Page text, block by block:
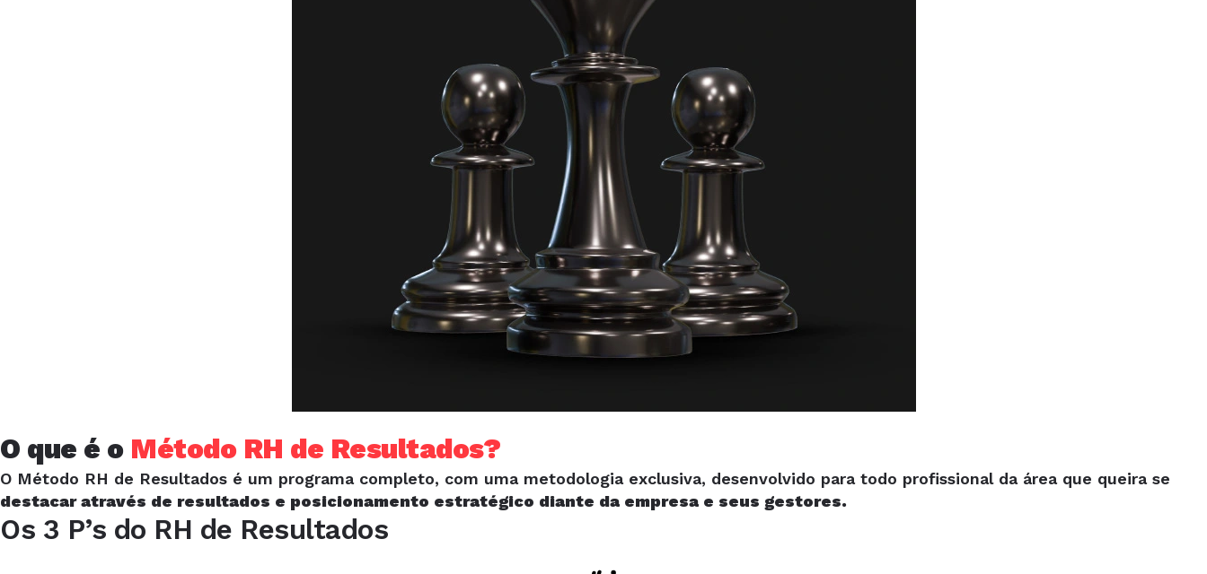
O que é o Método RH de Resultados?
O Método RH de Resultados é um programa completo, com uma metodologia exclusiva, desenvolvido para todo profissional da área que queira se
destacar através de resultados e posicionamento estratégico diante da empresa e seus gestores.
Os 3 P’s do RH de Resultados